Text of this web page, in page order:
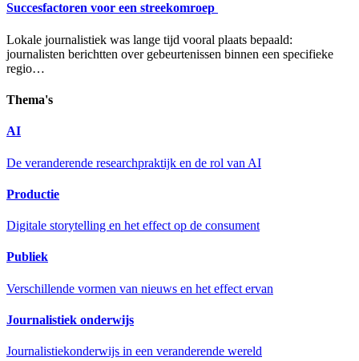
Succesfactoren voor een streekomroep
Lokale journalistiek was lange tijd vooral plaats bepaald:
journalisten berichtten over gebeurtenissen binnen een specifieke
regio…
Thema's
AI
De veranderende researchpraktijk en de rol van AI
Productie
Digitale storytelling en het effect op de consument
Publiek
Verschillende vormen van nieuws en het effect ervan
Journalistiek onderwijs
Journalistiekonderwijs in een veranderende wereld